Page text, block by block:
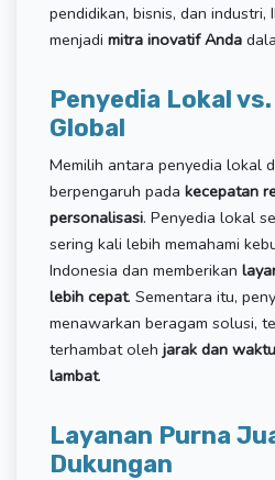
pendidikan, bisnis, dan industri,
menjadi mitra inovatif Anda
Penyedia Lokal
Global
Memilih antara penyedia lokal
berpengaruh pada kecepatan
personalisasi. Penyedia lokal
sering kali lebih memahami
Indonesia dan memberikan
lebih cepat. Sementara itu,
menawarkan beragam solusi,
terhambat oleh jarak dan
lambat.
Layanan Purna
Dukungan